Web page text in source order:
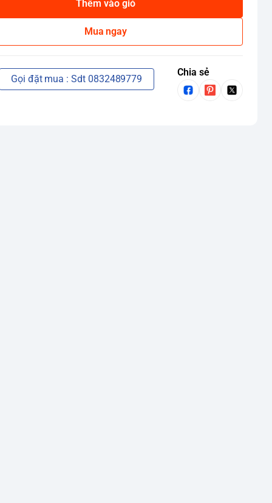
Thêm vào giỏ
Mua ngay
Gọi đặt mua : Sdt 0832489779
Chia sẻ